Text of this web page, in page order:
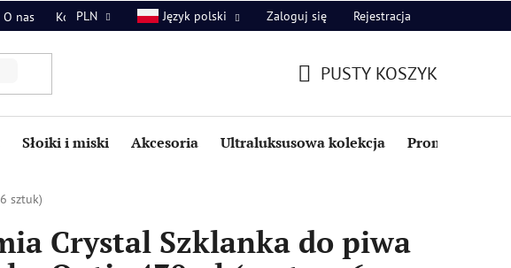
O nas Kontakt
PLN Język polski Zaloguj się Rejestracja
PUSTY KOSZYK
Słoiki i miski Akcesoria Ultraluksusowa kolekcja Promocje i
sztuk)
Crystal Szklanka do piwa